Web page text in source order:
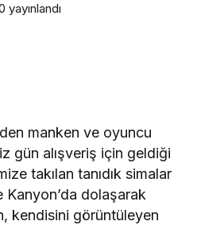
yayınlandı
manken ve oyuncu
gün alışveriş için geldiği
takılan tanıdık simalar
Kanyon’da dolaşarak
kendisini görüntüleyen